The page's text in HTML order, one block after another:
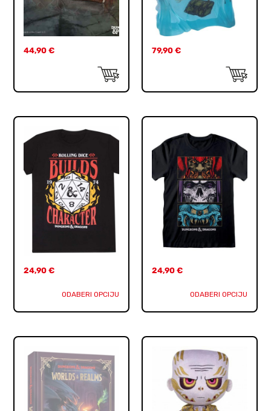
44,90€ 79,90 €
24,90€
ODABERI OPCIJU
24,90 €
ODABERI OPCIJU